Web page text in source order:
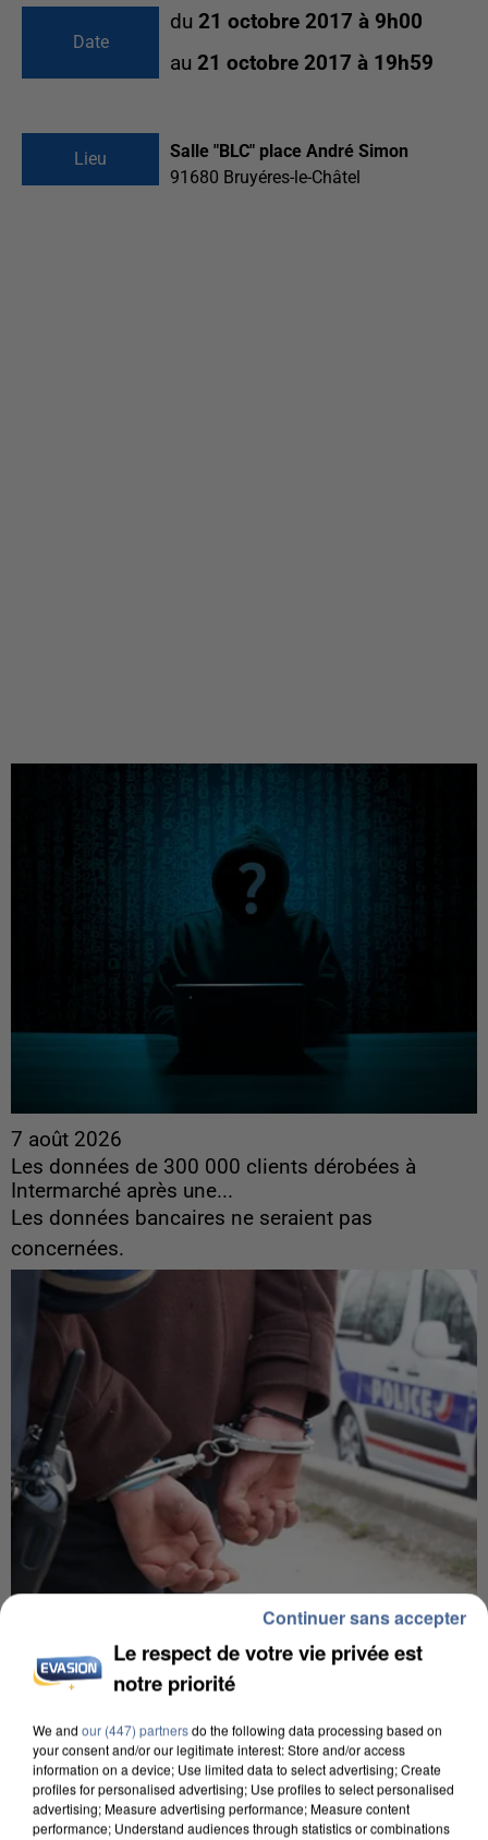
Date
du 21 octobre 2017 à 9h00
au 21 octobre 2017 à 19h59
Lieu
Salle "BLC" place André Simon
91680 Bruyéres-le-Châtel
7 août 2026
Les données de 300 000 clients dérobées à
Intermarché après une...
Les données bancaires ne seraient pas
concernées.
7 août 2026
Un second cadre de la DZ Mafia interpellé en
Algérie
Un cofondateur du réseau avait été interpellé
quelques jours plus tôt.
Le respect de votre vie privée est
notre priorité
We and our (447) partnersdo the following data processing based on
your consent and/or our legitimate interest: Store and/or access
information on a device; Use limited data to select advertising; Create
profiles for personalised advertising; Use profiles to select personalised
advertising; Measure advertising performance; Measure content
performance; Understand audiences through statistics or combinations
Continuer sans accepter